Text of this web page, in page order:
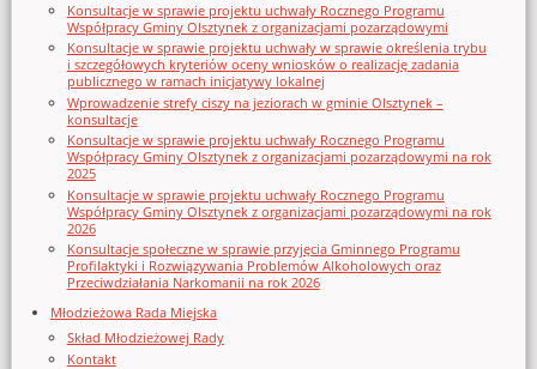
Konsultacje w sprawie projektu uchwały Rocznego Programu
Współpracy Gminy Olsztynek z organizacjami pozarządowymi
Konsultacje w sprawie projektu uchwały w sprawie określenia trybu
i szczegółowych kryteriów oceny wniosków o realizację zadania
publicznego w ramach inicjatywy lokalnej
Wprowadzenie strefy ciszy na jeziorach w gminie Olsztynek –
konsultacje
Konsultacje w sprawie projektu uchwały Rocznego Programu
Współpracy Gminy Olsztynek z organizacjami pozarządowymi na rok
2025
Konsultacje w sprawie projektu uchwały Rocznego Programu
Współpracy Gminy Olsztynek z organizacjami pozarządowymi na rok
2026
Konsultacje społeczne w sprawie przyjęcia Gminnego Programu
Profilaktyki i Rozwiązywania Problemów Alkoholowych oraz
Przeciwdziałania Narkomanii na rok 2026
Młodzieżowa Rada Miejska
Skład Młodzieżowej Rady
Kontakt